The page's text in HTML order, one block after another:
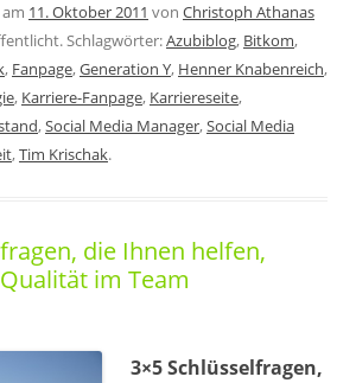
11. Oktober 2011 von Christoph Athanas
Schlagwörter:Azubiblog, Bitkom,
, Fanpage,Generation Y, Henner Knabenreich,
, Karriere-Fanpage, Karriereseite,
,Social Media Manager,Social Media
,Tim Krischak.
die Ihnen helfen,
im Team
3×5 Schlüsselfragen,